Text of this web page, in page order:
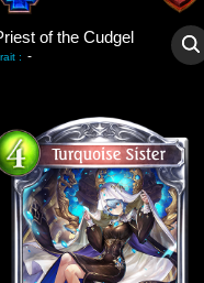
of the Cudgel
: -